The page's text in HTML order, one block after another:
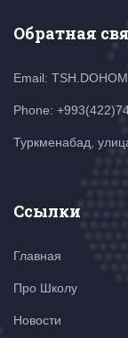
Обратная
Email:
Phone:
Туркменабад,
Ссылки
Главная
Про Школу
Новости